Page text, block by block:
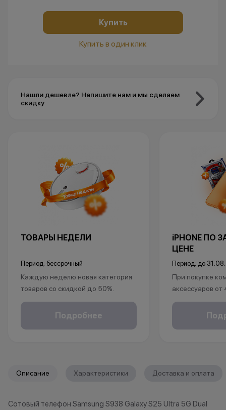
Купить
Купить в один клик
Нашли дешевле? Напишите нам и мы сделаем
скидку
ТОВАРЫ НЕДЕЛИ
Период: бессрочный
Каждую неделю новая категория
товаров со скидкой до 50%.
*Акция действует по адресу г.Уфа,
ул.Революционная 66
характер.
договора купли-продажи по
Подробнее
iPHONE ПО
ЦЕНЕ
Период: до
При покупке
аксессуаров
в подарок:
характер.
Описание Характеристики Доставка и оплата
Сотовый телефон Samsung S938 Galaxy S25 Ultra 5G Dual